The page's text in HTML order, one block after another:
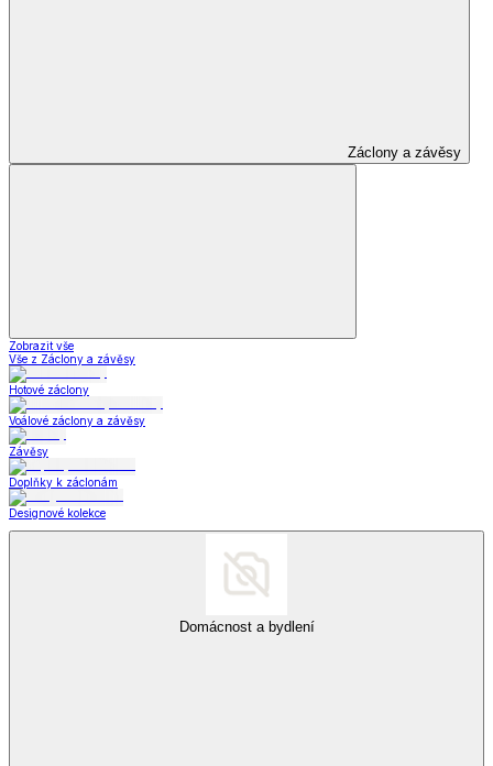
Záclony a závěsy
Zobrazit vše
Vše z Záclony a závěsy
Hotové záclony
Voálové záclony a závěsy
Závěsy
Doplňky k záclonám
Designové kolekce
Domácnost a bydlení